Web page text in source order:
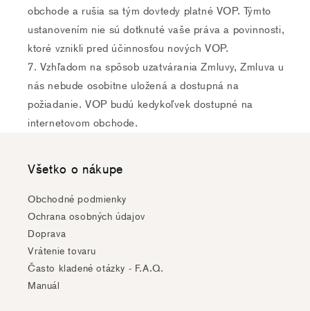
obchode a rušia sa tým dovtedy platné VOP. Týmto
ustanovením nie sú dotknuté vaše práva a povinnosti,
ktoré vznikli pred účinnosťou nových VOP.
Vzhľadom na spôsob uzatvárania Zmluvy, Zmluva u
nás nebude osobitne uložená a dostupná na
požiadanie. VOP budú kedykoľvek dostupné na
internetovom obchode.
Všetko o nákupe
Obchodné podmienky
Ochrana osobných údajov
Doprava
Vrátenie tovaru
Často kladené otázky - F.A.Q.
Manuál